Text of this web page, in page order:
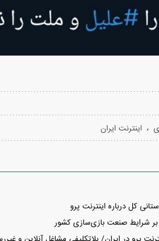
، اینترنت ایران
کل درباره اینترنت پرو
بر شرایط صنعت بازی‌سازی کشور